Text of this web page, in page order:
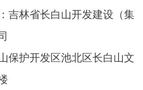
吉林省长白山开发建设（集
保护开发区池北区长白山文